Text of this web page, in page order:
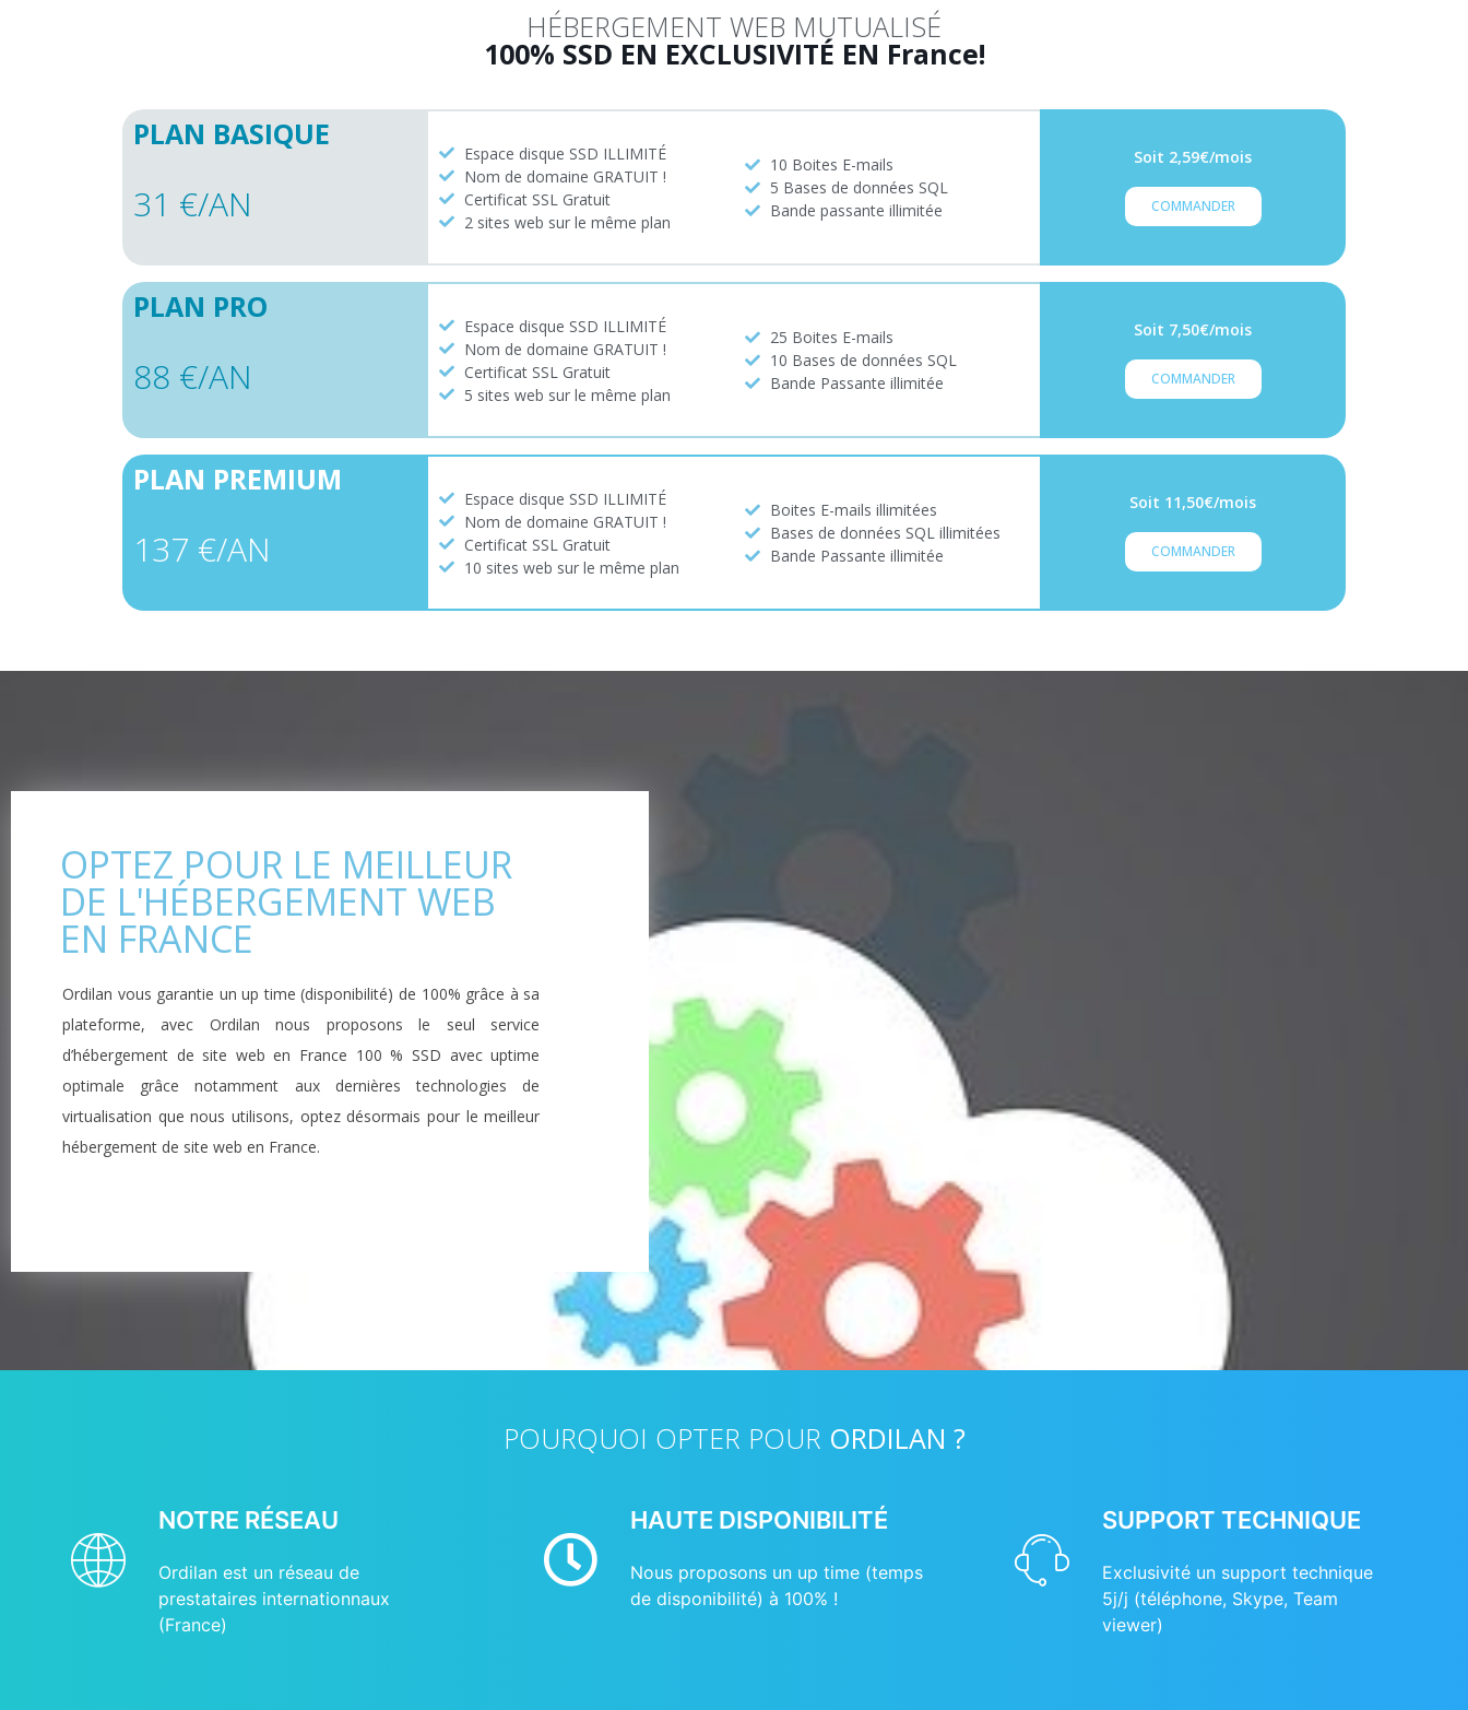
HÉBERGEMENT WEB MUTUALISÉ
100% SSD EN EXCLUSIVITÉ EN France!
PLAN BASIQUE
31 €/AN
Espace disque SSD ILLIMITÉ
Nom de domaine GRATUIT !
Certificat SSL Gratuit
2 sites web sur le même plan
10 Boites E-mails
5 Bases de données SQL
Bande passante illimitée
Soit 2,59€/mois
COMMANDER
PLAN PRO
88 €/AN
Espace disque SSD ILLIMITÉ
Nom de domaine GRATUIT !
Certificat SSL Gratuit
5 sites web sur le même plan
25 Boites E-mails
10 Bases de données SQL
Bande Passante illimitée
Soit 7,50€/mois
COMMANDER
PLAN PREMIUM
137 €/AN
Espace disque SSD ILLIMITÉ
Nom de domaine GRATUIT !
Certificat SSL Gratuit
10 sites web sur le même plan
Boites E-mails illimitées
Bases de données SQL illimitées
Bande Passante illimitée
Soit 11,50€/mois
COMMANDER
OPTEZ POUR LE MEILLEUR
DE L'HÉBERGEMENT WEB
EN FRANCE
Ordilan vous garantie un up time (disponibilité) de 100% grâce à sa
plateforme, avec Ordilan nous proposons le seul service
d’hébergement de site web en France 100 % SSD avec uptime
optimale grâce notamment aux dernières technologies de
virtualisation que nous utilisons, optez désormais pour le meilleur
hébergement de site web en France.
POURQUOI OPTER POUR ORDILAN ?
NOTRE RÉSEAU
Ordilan est un réseau de
prestataires internationnaux
(France)
HAUTE DISPONIBILITÉ
Nous proposons un up time (temps
de disponibilité) à 100% !
SUPPORT TECHNIQUE
Exclusivité un support technique
5j/j (téléphone, Skype, Team
viewer)